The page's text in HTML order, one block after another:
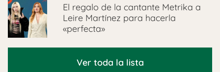
El regalo de la cantante Metrika a
Leire Martínez para hacerla
«perfecta»
Ver toda la lista